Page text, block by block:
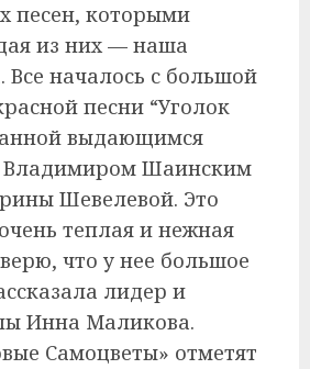
песен, которыми
из них — наша
Все началось с большой
песни “Уголок
выдающимся
Владимиром Шаинским
Шевелевой. Это
теплая и нежная
что у нее большое
лидер и
Инна Маликова.
Самоцветы» отметят